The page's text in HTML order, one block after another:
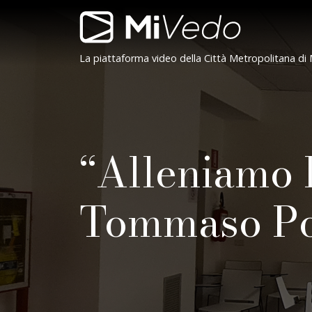
Salta alla navigazione
Salta al contenuto
La piattaforma video della Città Metropolitana di
Navigazione
“Alleniamo
Tommaso